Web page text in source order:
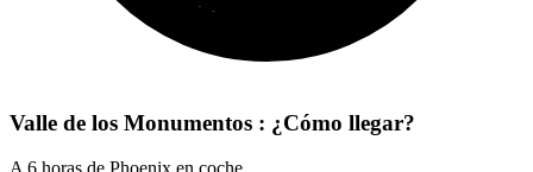
Valle de los Monumentos : ¿Cómo llegar?